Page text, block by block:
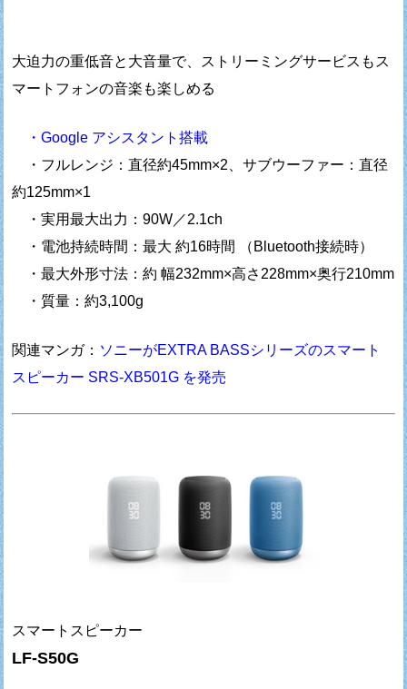
大迫力の重低音と大音量で、ストリーミングサービスもス
マートフォンの音楽も楽しめる
・Google アシスタント搭載
・フルレンジ：直径約45mm×2、サブウーファー：直径
約125mm×1
・実用最大出力：90W／2.1ch
・電池持続時間：最大 約16時間 （Bluetooth接続時）
・最大外形寸法：約 幅232mm×高さ228mm×奥行210mm
・質量：約3,100g
関連マンガ： ソニーがEXTRA BASSシリーズのスマート
スピーカー SRS-XB501G を発売
スマートスピーカー
LF-S50G